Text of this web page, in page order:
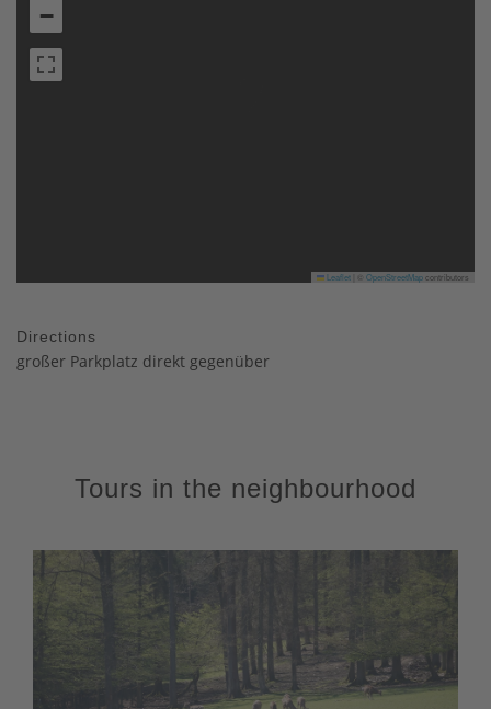
−
Leaflet OpenStreetMapcontributors
Directions
großer Parkplatz direkt gegenüber
Tours in the neighbourhood